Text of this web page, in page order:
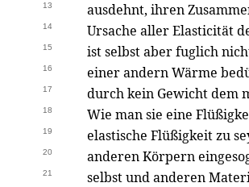
13 ausdehnt, ihren
14 Ursache aller Elasticität
15 ist selbst aber fuglich
16 einer andern Wärme
17 durch kein Gewicht dem
18 Wie man sie eine
19 elastische Flüßigkeit zu
20 anderen Körpern
21 selbst und anderen